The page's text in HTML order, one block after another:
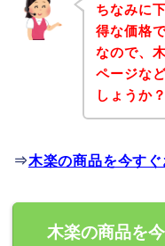
ちなみに
得な価格
なので、
ページな
しょうか？
⇒木楽の商品を今す
木楽の商品を